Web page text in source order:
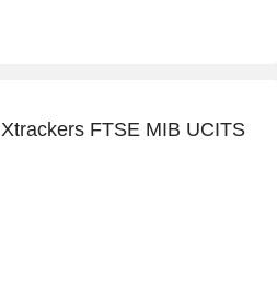
Xtrackers FTSE MIB UCITS